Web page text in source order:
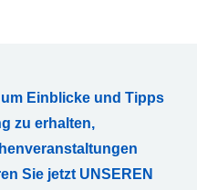
Einblicke und Tipps
zu erhalten,
Sie jetzt UNSEREN